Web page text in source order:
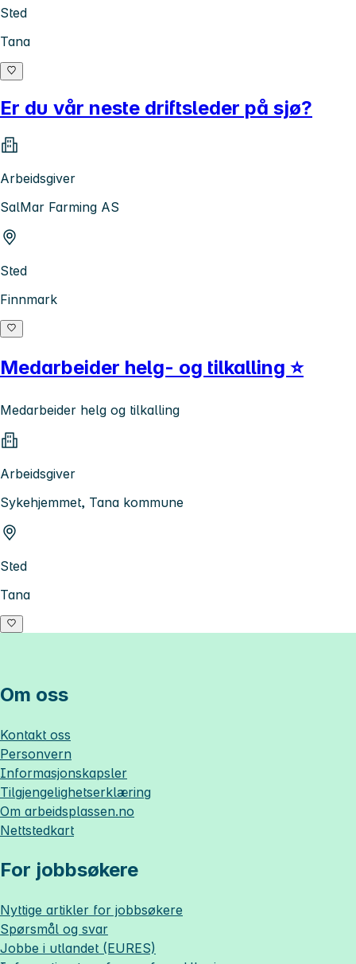
Sted
Tana
Er du vår neste driftsleder på sjø?
Arbeidsgiver
SalMar Farming AS
Sted
Finnmark
Medarbeider helg- og tilkalling ⭐
Medarbeider helg og tilkalling
Arbeidsgiver
Sykehjemmet, Tana kommune
Sted
Tana
Om oss
Kontakt oss
Personvern
Informasjonskapsler
Tilgjengelighetserklæring
Om arbeidsplassen.no
Nettstedkart
For jobbsøkere
Nyttige artikler for jobbsøkere
Spørsmål og svar
Jobbe i utlandet (EURES)